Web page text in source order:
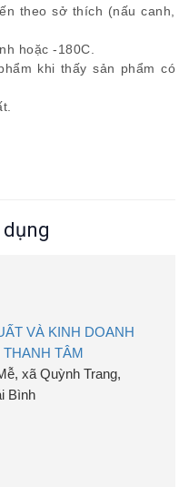
theo sở thích (nấu canh,
hoặc -180C.
khi thấy sản phẩm có
VÀ KINH DOANH
TÂM
xã Quỳnh Trang,
Bình